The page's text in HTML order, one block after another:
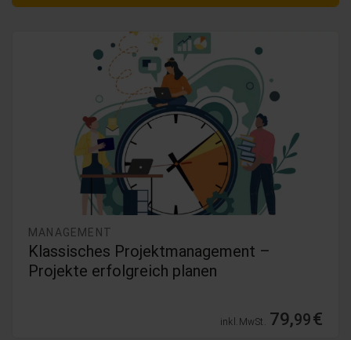
MANAGEMENT
Klassisches Projektmanagement –
Projekte erfolgreich planen
inkl. MwSt. 79,99€